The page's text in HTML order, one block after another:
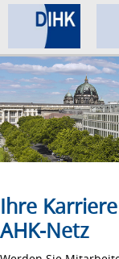
Home
Datenschutz
Impressum
Ihre
AHK-Netz